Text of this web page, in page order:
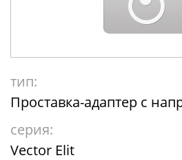
тип:
Проставка-адаптер с
серия:
Vector Elit